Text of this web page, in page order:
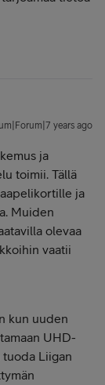
years ago
ja
toimii. Tällä
ja
Muiden
olevaa
vaatii
kun uuden
UHD-
tuoda Liigan